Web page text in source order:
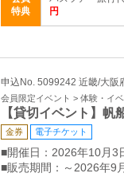
特典
円
申込No. 5099242 近畿/大阪
会員限定イベント > 体験・イベ
【貸切イベント】帆
金券 電子チケット
■開催日：2026年10月3
■販売期間：～2026年9